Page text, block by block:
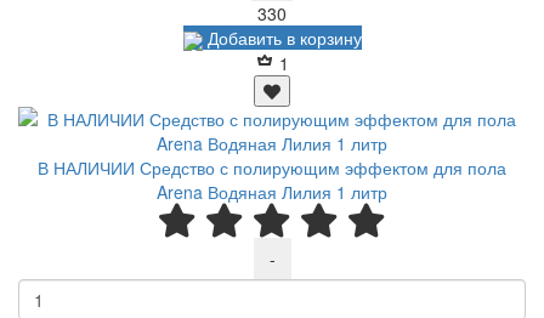
330
Добавить в корзину
1
В НАЛИЧИИ Средство с полирующим эффектом для пола
Arena Водяная Лилия 1 литр
-